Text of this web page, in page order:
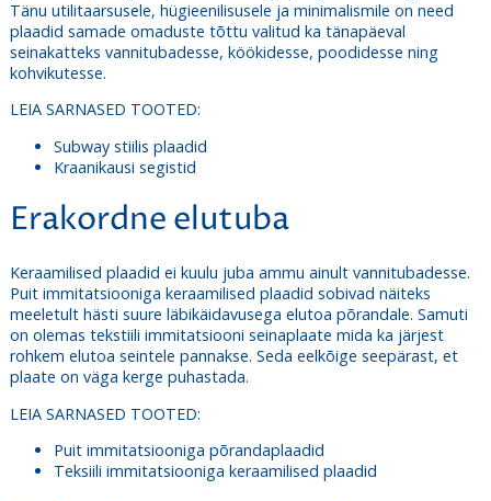
Tänu utilitaarsusele, hügieenilisusele ja minimalismile on need
plaadid samade omaduste tõttu valitud ka tänapäeval
seinakatteks vannitubadesse, köökidesse, poodidesse ning
kohvikutesse.
LEIA SARNASED TOOTED:
Subway stiilis plaadid
Kraanikausi segistid
Erakordne elutuba
Keraamilised plaadid ei kuulu juba ammu ainult vannitubadesse.
Puit immitatsiooniga keraamilised plaadid sobivad näiteks
meeletult hästi suure läbikäidavusega elutoa põrandale. Samuti
on olemas tekstiili immitatsiooni seinaplaate mida ka järjest
rohkem elutoa seintele pannakse. Seda eelkõige seepärast, et
plaate on väga kerge puhastada.
LEIA SARNASED TOOTED:
Puit immitatsiooniga põrandaplaadid
Teksiili immitatsiooniga keraamilised plaadid